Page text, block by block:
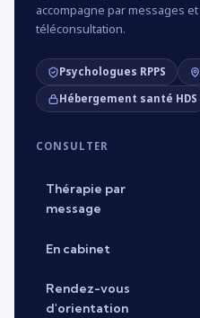
accompagne par messages et
téléconsultation.
Psychologues RPPS
Hébergement santé HDS
CONSULTER
Thérapie par
message
En cabinet
Rendez-vous
d'orientation